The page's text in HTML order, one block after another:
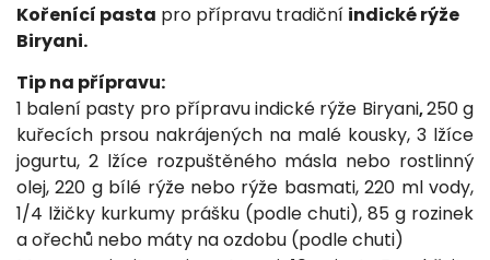
Kořenící pasta pro přípravu tradiční indické rýže
Biryani.
Tip na přípravu:
1 balení pasty pro přípravu indické rýže Biryani,250 g
kuřecích prsou nakrájených na malé kousky, 3 lžíce
jogurtu, 2 lžíce rozpuštěného másla nebo rostlinný
olej,220 g bílé rýže nebo rýže basmati,220 ml vody,
1/4 lžičky kurkumy prášku (podle chuti), 85 g rozinek
a ořechů nebo máty na ozdobu (podle chuti)